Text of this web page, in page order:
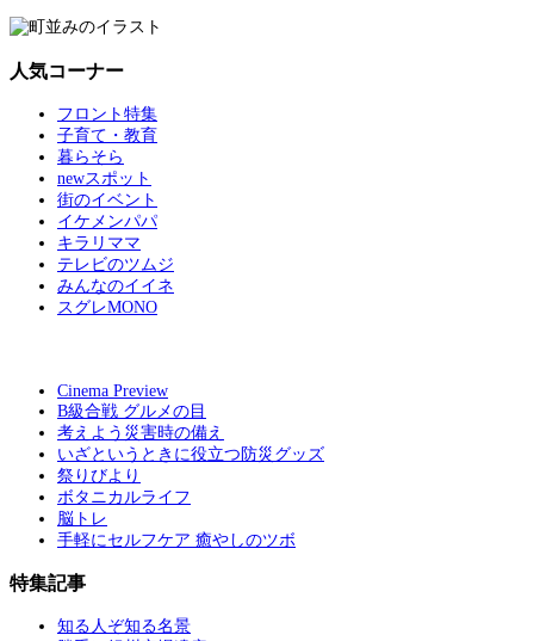
人気コーナー
フロント特集
子育て・教育
暮らそら
newスポット
街のイベント
イケメンパパ
キラリママ
テレビのツムジ
みんなのイイネ
スグレMONO
Cinema Preview
B級合戦 グルメの目
考えよう災害時の備え
いざというときに役立つ防災グッズ
祭りびより
ボタニカルライフ
脳トレ
手軽にセルフケア 癒やしのツボ
特集記事
知る人ぞ知る名景